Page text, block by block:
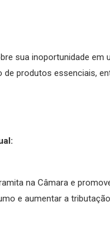
sua inoportunidade em
produtos essenciais,
na Câmara e
e aumentar a